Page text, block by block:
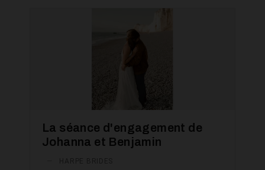
La séance d'engagement de
Johanna et Benjamin